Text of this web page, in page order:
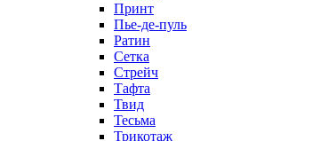
Принт
Пье-де-пуль
Ратин
Сетка
Стрейч
Тафта
Твид
Тесьма
Трикотаж